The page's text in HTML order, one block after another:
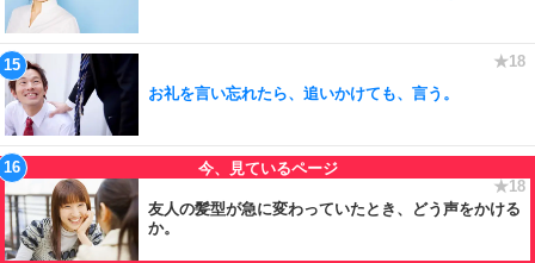
お礼を言い忘れたら、追いかけても、言う。
友人の髪型が急に変わっていたとき、どう声をかける
か。